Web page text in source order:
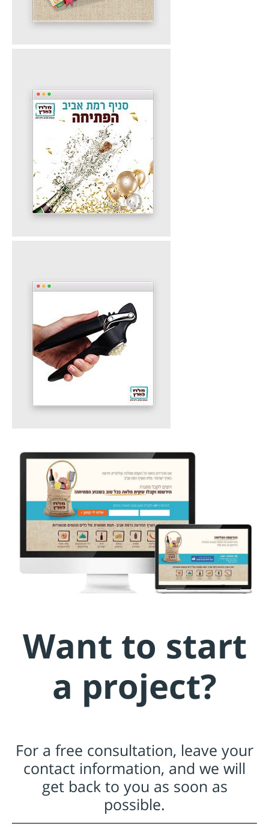
Want to start
a project?
For a free consultation, leave your
contact information, and we will
get back to you as soon as
possible.